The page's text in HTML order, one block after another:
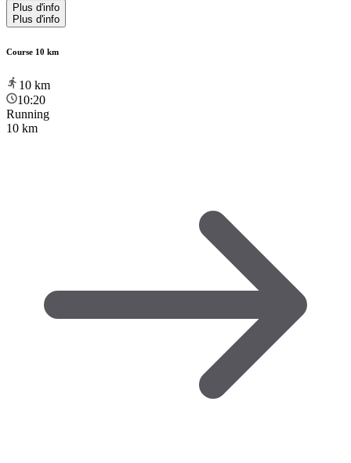
Plus d'info
Plus d'info
Course 10 km
10 km
10:20
Running
10 km